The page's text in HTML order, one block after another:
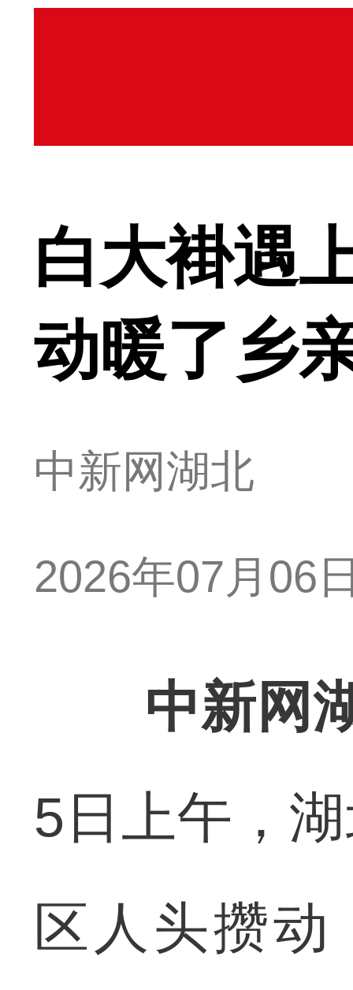
白大褂遇
动暖了乡
中新网湖北
2026年07月06
中新网
5日上午，
区人头攒